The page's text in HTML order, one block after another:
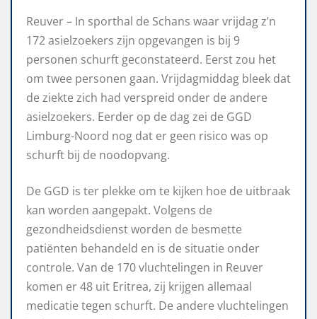
Reuver – In sporthal de Schans waar vrijdag z’n
172 asielzoekers zijn opgevangen is bij 9
personen schurft geconstateerd. Eerst zou het
om twee personen gaan. Vrijdagmiddag bleek dat
de ziekte zich had verspreid onder de andere
asielzoekers. Eerder op de dag zei de GGD
Limburg-Noord nog dat er geen risico was op
schurft bij de noodopvang.
De GGD is ter plekke om te kijken hoe de uitbraak
kan worden aangepakt. Volgens de
gezondheidsdienst worden de besmette
patiënten behandeld en is de situatie onder
controle. Van de 170 vluchtelingen in Reuver
komen er 48 uit Eritrea, zij krijgen allemaal
medicatie tegen schurft. De andere vluchtelingen